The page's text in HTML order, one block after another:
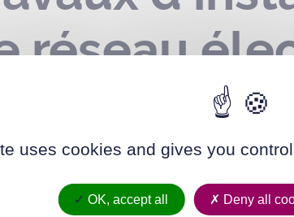
réseau
du
avril 2026
uses cookies and gives you
OK, accept all Deny all